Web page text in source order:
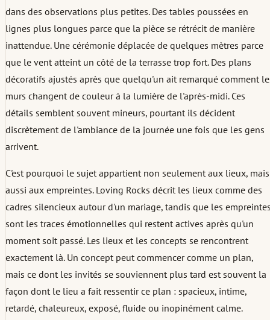
dans des observations plus petites. Des tables poussées en
lignes plus longues parce que la pièce se rétrécit de manière
inattendue. Une cérémonie déplacée de quelques mètres parce
que le vent atteint un côté de la terrasse trop fort. Des plans
décoratifs ajustés après que quelqu'un ait remarqué comment
murs changent de couleur à la lumière de l'après-midi. Ces
détails semblent souvent mineurs, pourtant ils décident
discrètement de l'ambiance de la journée une fois que les gens
arrivent.
C'est pourquoi le sujet appartient non seulement aux lieux, mais
aussi aux empreintes. Loving Rocks décrit les lieux comme des
cadres silencieux autour d'un mariage, tandis que les
sont les traces émotionnelles qui restent actives après qu'un
moment soit passé. Les lieux et les concepts se rencontrent
exactement là. Un concept peut commencer comme un plan,
mais ce dont les invités se souviennent plus tard est souvent la
façon dont le lieu a fait ressentir ce plan : spacieux, intime,
retardé, chaleureux, exposé, fluide ou inopinément calme.